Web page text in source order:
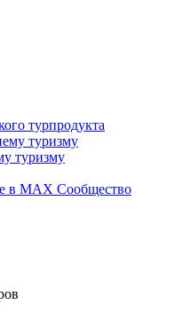
турпродукта
туризму
туризму
в MAX Сообщество